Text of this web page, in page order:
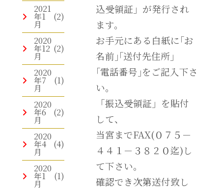
2021
年1
月
(2)
2020
年12
月
(2)
2020
年7
月
(1)
2020
年6
月
(2)
2020
年4
月
(4)
2020
年1
月
(1)
込受領証」が発行され
ます。
お手元にある白紙に｢お
名前｣｢送付先住所｣
｢電話番号｣をご記入下さ
い。
「振込受領証」を貼付
して、
当宮までFAX(０７５－
４４１－３８２０迄)し
て下さい。
確認でき次第送付致し